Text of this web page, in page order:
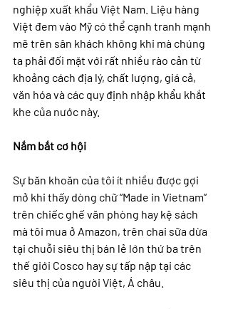
nghiệp xuất khẩu Việt Nam. Liệu hàng
Việt đem vào Mỹ có thể cạnh tranh mạnh
mẽ trên sân khách không khi mà chúng
ta phải đối mặt với rất nhiều rào cản từ
khoảng cách địa lý, chất lượng, giá cả,
văn hóa và các quy định nhập khẩu khắt
khe của nước này.
Nắm bắt cơ hội
Sự băn khoăn của tôi ít nhiều được gợi
mở khi thấy dòng chữ “Made in Vietnam”
trên chiếc ghế văn phòng hay kệ sách
mà tôi mua ở Amazon, trên chai sữa dừa
tại chuỗi siêu thị bán lẻ lớn thứ ba trên
thế giới Cosco hay sự tấp nập tại các
siêu thị của người Việt, Á châu.